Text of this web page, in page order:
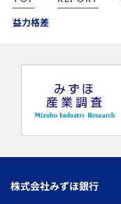
益力格差
株式会社みずほ銀行